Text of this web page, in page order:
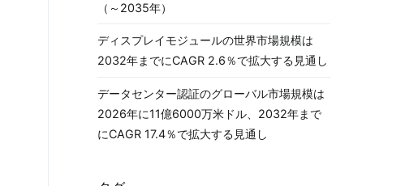
（～2035年）
ディスプレイモジュールの世界市場規模は
2032年までにCAGR 2.6％で拡大する見通し
データセンター認証のグローバル市場規模は
2026年に11億6000万米ドル、2032年まで
にCAGR 17.4％で拡大する見通し